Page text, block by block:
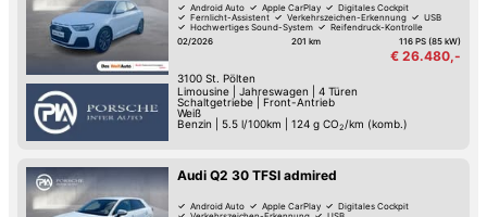
Android Auto Apple CarPlay
Digitales Cockpit
Fernlicht-Assistent
Verkehrszeichen-Erkennung
USB
Hochwertiges Sound-System
Reifendruck-Kontrolle
02/2026
201 km 116 PS (85 kW)
€ 26.480,-
3100 St. Pölten
Limousine| Jahreswagen
4 Türen
Schaltgetriebe|
Front-Antrieb
Weiß
Benzin
5.5 l/100km 124 g CO2 /km (komb.)
Audi Q2 30 TFSI admired
Android Auto Apple CarPlay
Digitales Cockpit